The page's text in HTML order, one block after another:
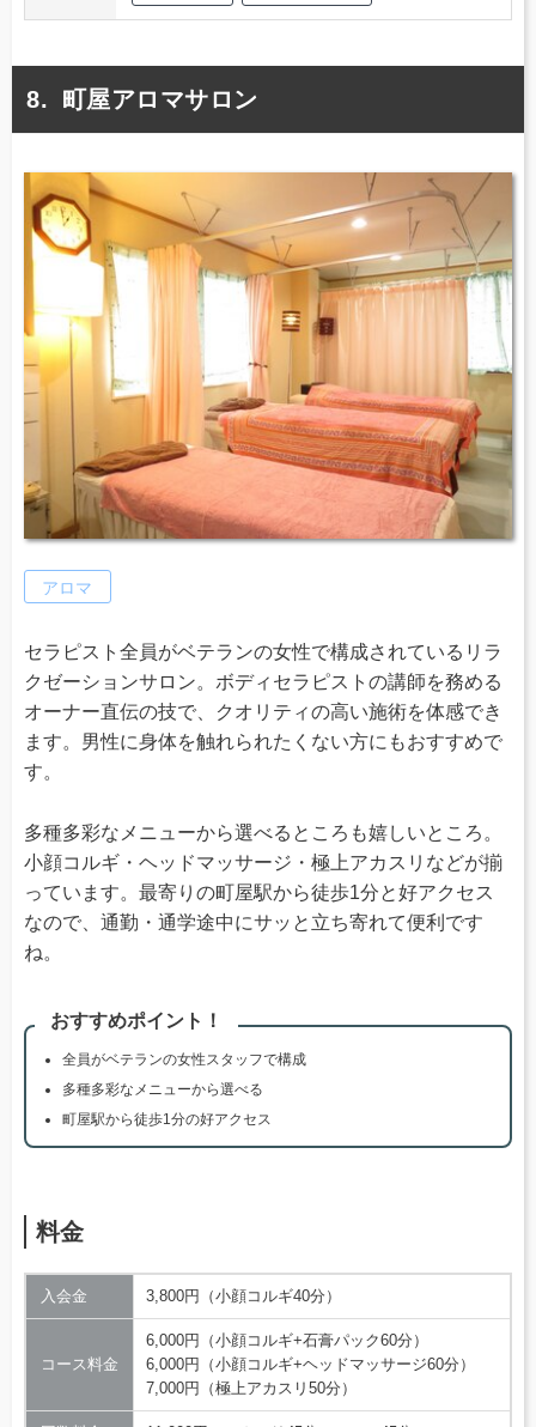
町屋アロマサロン
アロマ
セラピスト全員がベテランの女性で構成されているリラ
クゼーションサロン。ボディセラピストの講師を務める
オーナー直伝の技で、クオリティの高い施術を体感でき
ます。男性に身体を触れられたくない方にもおすすめで
す。
多種多彩なメニューから選べるところも嬉しいところ。
小顔コルギ・ヘッドマッサージ・極上アカスリなどが揃
っています。最寄りの町屋駅から徒歩1分と好アクセス
なので、通勤・通学途中にサッと立ち寄れて便利です
ね。
おすすめポイント！
全員がベテランの女性スタッフで構成
多種多彩なメニューから選べる
町屋駅から徒歩1分の好アクセス
料金
入会金 3,800円（小顔コルギ40分）
コース料金
6,000円（小顔コルギ+石膏パック60分）
6,000円（小顔コルギ+ヘッドマッサージ60分）
7,000円（極上アカスリ50分）